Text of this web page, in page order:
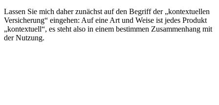
Lassen Sie mich daher zunächst auf den Begriff der „kontextuellen
Versicherung“ eingehen: Auf eine Art und Weise ist jedes Produkt
„kontextuell“, es steht also in einem bestimmen Zusammenhang mit
der Nutzung.